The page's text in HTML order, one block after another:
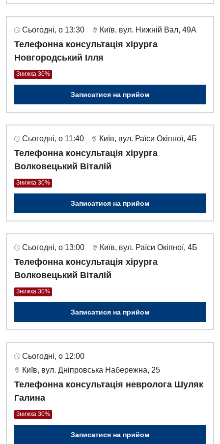
Сьогодні, о 13:30 Київ, вул. Нижній Вал, 49А
Телефонна консультація хірурга
Новгородський Ілля
Знижка 30%
Записатися на прийом
Сьогодні, о 11:40 Київ, вул. Раїси Окіпної, 4Б
Телефонна консультація хірурга
Волковецький Віталій
Знижка 30%
Записатися на прийом
Сьогодні, о 13:00 Київ, вул. Раїси Окіпної, 4Б
Телефонна консультація хірурга
Волковецький Віталій
Знижка 30%
Записатися на прийом
Сьогодні, о 12:00
Київ, вул. Дніпровська Набережна, 25
Телефонна консультація невролога Шуляк
Галина
Знижка 30%
Записатися на прийом